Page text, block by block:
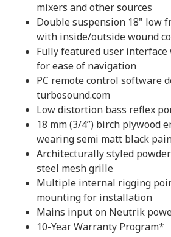
mixers and other sources
Double suspension 18" low
with inside/outside wound
Fully featured user interface
for ease of navigation
PC remote control software
turbosound.com
Low distortion bass reflex
18 mm (3/4”) birch plywood
wearing semi matt black
Architecturally styled
steel mesh grille
Multiple internal rigging
mounting for installation
Mains input on Neutrik
10-Year Warranty Program*